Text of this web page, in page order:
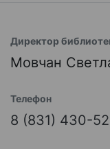
Директор
Мовчан
Телефон
8 (831) 430-